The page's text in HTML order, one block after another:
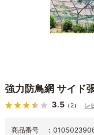
強力防鳥網 サイド
3.5 （2） レ
商品番号